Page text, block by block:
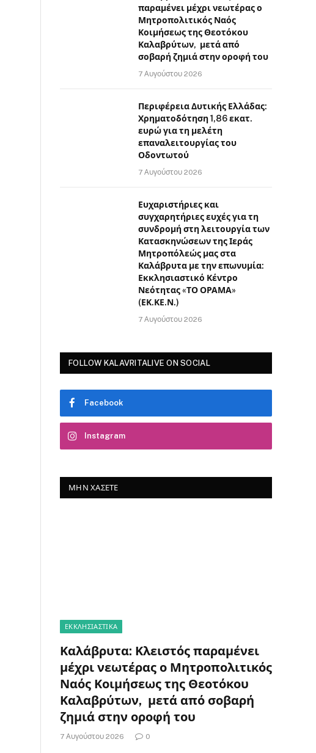
παραμένει μέχρι νεωτέρας ο
Μητροπολιτικός Ναός
Κοιμήσεως της Θεοτόκου
Καλαβρύτων, μετά από
σοβαρή ζημιά στην οροφή του
7 Αυγούστου 2026
Περιφέρεια Δυτικής Ελλάδας:
Χρηματοδότηση 1,86 εκατ.
ευρώ για τη μελέτη
επαναλειτουργίας του
Οδοντωτού
7 Αυγούστου 2026
Ευχαριστήριες και
συγχαρητήριες ευχές για τη
συνδρομή στη λειτουργία των
Κατασκηνώσεων της Ιεράς
Μητροπόλεώς μας στα
Καλάβρυτα με την επωνυμία:
Εκκλησιαστικό Κέντρο
Νεότητας «ΤΟ ΟΡΑΜΑ»
(ΕΚ.ΚΕ.Ν.)
7 Αυγούστου 2026
FOLLOW KALAVRITALIVE ON SOCIAL
Facebook
Instagram
ΜΗΝ ΧΆΣΕΤΕ
ΕΚΚΛΗΣΙΑΣΤΙΚΑ
Καλάβρυτα: Κλειστός παραμένει
μέχρι νεωτέρας ο Μητροπολιτικός
Ναός Κοιμήσεως της Θεοτόκου
Καλαβρύτων, μετά από σοβαρή
ζημιά στην οροφή του
7 Αυγούστου 2026 0